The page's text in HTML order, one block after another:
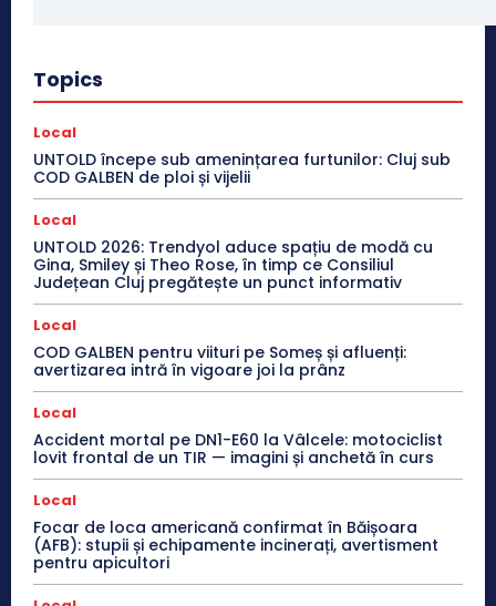
Topics
Local
UNTOLD începe sub amenințarea furtunilor: Cluj sub
COD GALBEN de ploi și vijelii
Local
UNTOLD 2026: Trendyol aduce spațiu de modă cu
Gina, Smiley și Theo Rose, în timp ce Consiliul
Județean Cluj pregătește un punct informativ
Local
COD GALBEN pentru viituri pe Someș și afluenți:
avertizarea intră în vigoare joi la prânz
Local
Accident mortal pe DN1-E60 la Vâlcele: motociclist
lovit frontal de un TIR — imagini și anchetă în curs
Local
Focar de loca americană confirmat în Băișoara
(AFB): stupii și echipamente incinerați, avertisment
pentru apicultori